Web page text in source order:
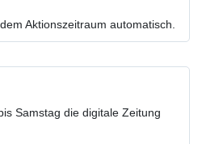
Aktionszeitraum automatisch.
und
Samstag die digitale Zeitung